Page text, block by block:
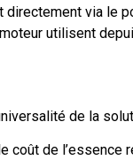
directement via le
utilisent
de la
coût de l’essence